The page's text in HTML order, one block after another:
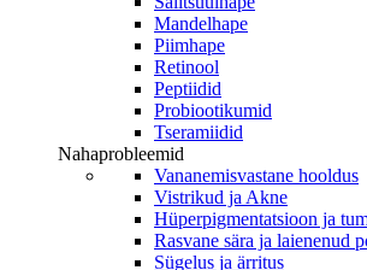
Mandelhape
Piimhape
Retinool
Peptiidid
Probiootikumid
Tseramiidid
Nahaprobleemid
Vananemisvastane hooldus
Vistrikud ja Akne
Hüperpigmentatsioon ja
Rasvane sära ja laienenud
Sügelus ja ärritus